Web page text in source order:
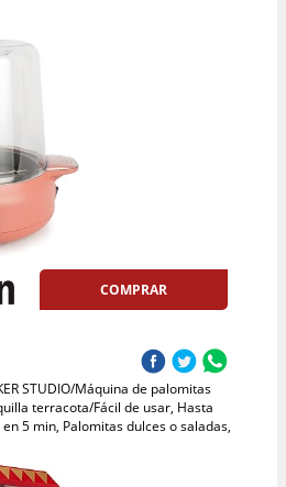
COMPRAR
STUDIO/Máquina de palomitas
terracota/Fácil de usar, Hasta
5 min, Palomitas dulces o saladas,